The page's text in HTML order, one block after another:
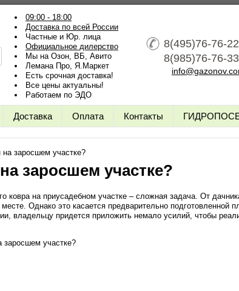
09:00 - 18:00
Доставка по всей России
Частные и Юр. лица
Официальное дилерство
Мы на Озон, ВБ, Авито
Лемана Про, Я.Маркет
Есть срочная доставка!
Все цены актуальны!
Работаем по ЭДО
8(495)76-76-
8(985)76-76-
Доставка Оплата Контакты
на заросшем участке?
заросшем участке?
ковра на приусадебном участке – сложная задача. От
Однако это касается предварительно подготовленной
владельцу придется приложить немало усилий, чтобы